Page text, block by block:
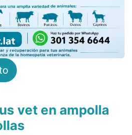
vet en ampolla